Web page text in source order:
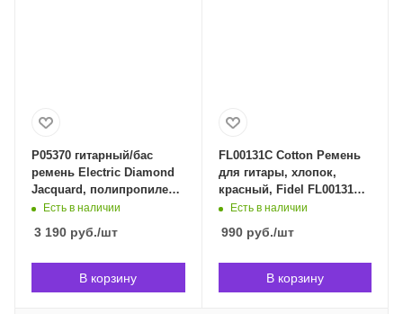
P05370 гитарный/бас
ремень Electric Diamond
Jacquard, полипропилен,
кожаные нашивки. ERNIE
Владивостоке
Есть в наличии
3 190 руб./шт
В корзину
FL00131C Cotton Ремень
для гитары, хлопок,
красный, Fidel FL00131C
в Владивостоке
Есть в наличии
990руб./шт
В корзину